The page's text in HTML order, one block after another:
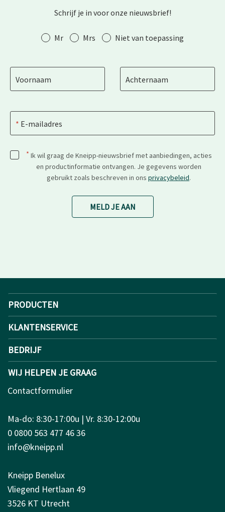
Schrijf je in voor onze nieuwsbrief!
Aanhef Mr Mrs Niet van toepassing
Voornaam Achternaam
E-mailadres
* Ik wil graag de Kneipp-nieuwsbrief met aanbiedingen, acties
en productinformatie ontvangen. Je gegevens worden
gebruikt zoals beschreven in ons privacybeleid.
MELD JE AAN
PRODUCTEN
KLANTENSERVICE
BEDRIJF
WIJ HELPEN JE GRAAG
Contactformulier
Ma-do: 8:30-17:00u | Vr. 8:30-12:00u
0 0800 563 477 46 36
info@kneipp.nl
Kneipp Benelux
Vliegend Hertlaan 49
3526 KT Utrecht